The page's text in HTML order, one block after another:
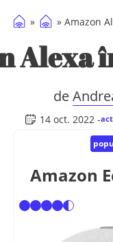
» » Amazon
Alexa
de
14 oct. 2022 -
Amazon